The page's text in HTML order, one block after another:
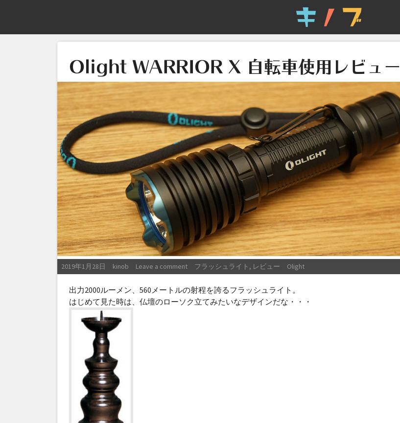
Olight WARRIOR X 自転車使用レビュー
Posted on
2019年1月28日 Posted by
kinob Leave a comment Posted in
フラッシュライト , レビュー Tags:
Olight
出力2000ルーメン、560メートルの射程を誇るフラッシュライト。
はじめて見た時は、仏壇のローソク立てみたいなデザインだな・・・